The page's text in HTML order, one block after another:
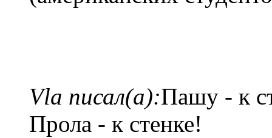
Vla писал(а):Пашу - к
Прола - к стенке!